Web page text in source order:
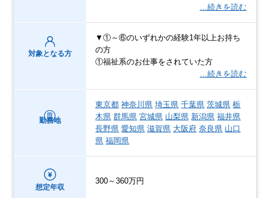
…続きを読む
対象となる方
▼①～⑥のいずれかの経験1年以上お持ち
の方
①福祉系のお仕事をされていた方
…続きを読む
勤務地
東京都 神奈川県 埼玉県 千葉県 茨城県 栃
木県 群馬県 宮城県 山梨県 新潟県 福井県
長野県 愛知県 滋賀県 大阪府 奈良県 山口
県 福岡県
想定年収
300～360万円